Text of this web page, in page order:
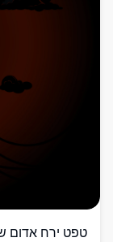
טפט ירח אדום